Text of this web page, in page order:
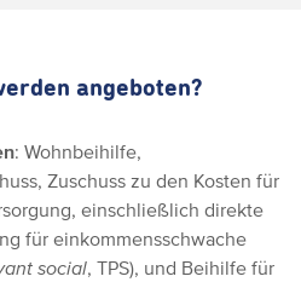
angeboten?
: Wohnbeihilfe,
Zuschuss zu den Kosten für
einschließlich direkte
für einkommensschwache
social, TPS), und Beihilfe für